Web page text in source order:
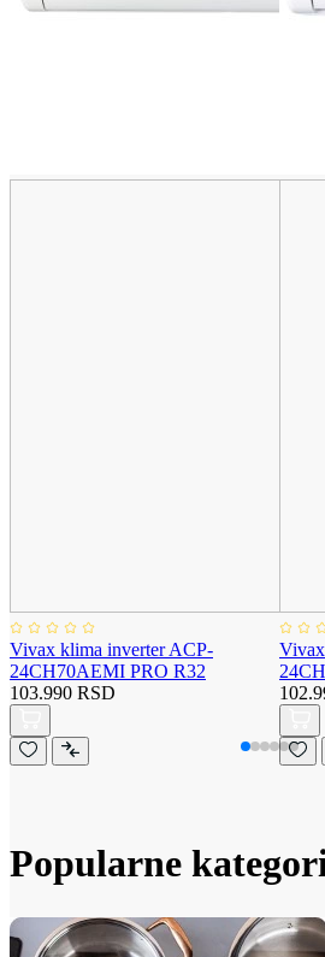
Vivax klima inverter ACP-
24CH70AEMI PRO R32
103.990 RSD
Popularne